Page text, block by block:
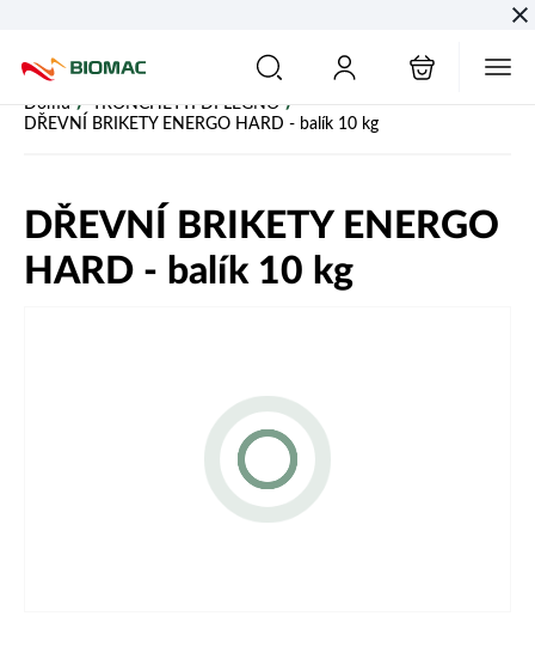
Domů / TRONCHETTI DI LEGNO /
DŘEVNÍ BRIKETY ENERGO HARD - balík 10 kg
DŘEVNÍ BRIKETY ENERGO
HARD - balík 10 kg